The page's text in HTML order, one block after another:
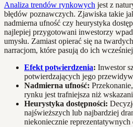
Analiza trendów rynkowych jest z
błędów poznawczych. Zjawiska takie
nadmierna ufność czy heurystyka
najlepiej przygotowani inwestorzy
umysłu. Zamiast opierać się na
narracjom, które pasują do ich
Efekt potwierdzenia: Inwestor
potwierdzających jego
Nadmierna ufność:
rynku jest trafniejsza niż
Heurystyka dostępności:
najświeższych lub najbardziej
niekoniecznie reprezentatywnych